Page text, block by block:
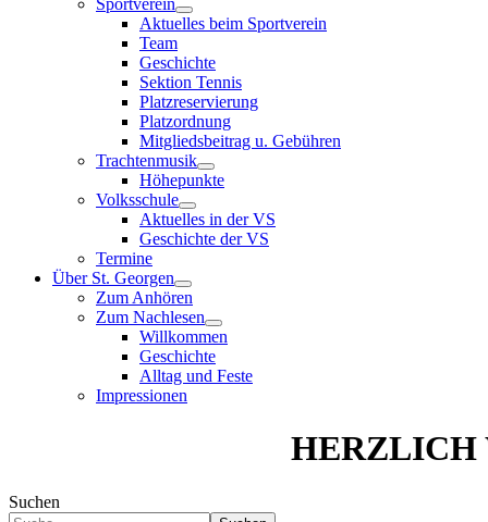
Aktuelles beim Sportverein
Team
Geschichte
Sektion Tennis
Platzreservierung
Platzordnung
Mitgliedsbeitrag u. Gebühren
Trachtenmusik
Höhepunkte
Volksschule
Aktuelles in der VS
Geschichte der VS
Termine
Über St. Georgen
Zum Anhören
Zum Nachlesen
Willkommen
Geschichte
Alltag und Feste
Impressionen
HERZLICH
Suchen